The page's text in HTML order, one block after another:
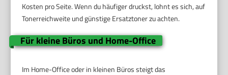
Kosten pro Seite. Wenn du häufiger druckst, lohnt es sich, auf
Tonerreichweite und günstige Ersatztoner zu achten.
Für kleine Büros und Home-Office
Im Home-Office oder in kleinen Büros steigt das